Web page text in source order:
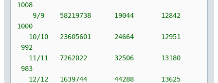
1008
9/9 58219738 19044 12842
1000
10/10 23605601 24664 12951
992
11/11 7262022 32506 13180
983
12/12 1639744 44288 13625